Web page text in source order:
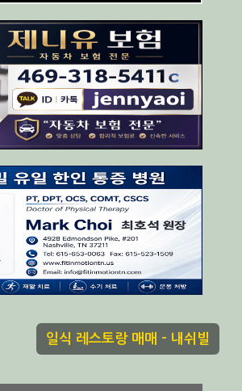
일식 레스토랑 매매 - 내쉬빌